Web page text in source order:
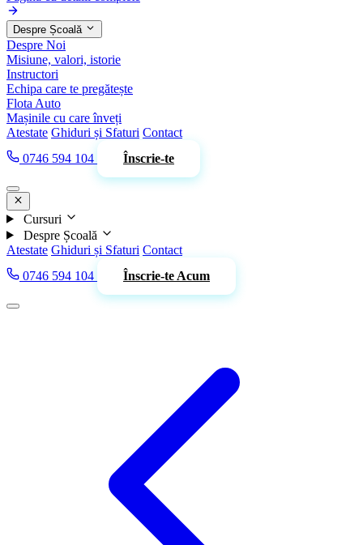
Despre Școală
Despre Noi
Misiune, valori, istorie
Instructori
Echipa care te pregătește
Flota Auto
Mașinile cu care înveți
Atestate Ghiduri și Sfaturi Contact
0746 594 104
Înscrie-te
Cursuri
Despre Școală
Atestate Ghiduri și Sfaturi Contact
0746 594 104
Înscrie-te Acum